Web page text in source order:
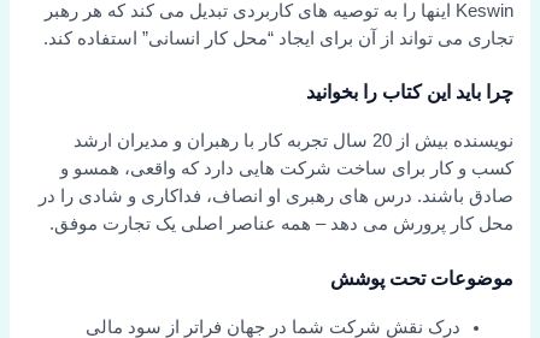
Keswin اینها را به توصیه های کاربردی تبدیل می کند که هر رهبر
تجاری می تواند از آن برای ایجاد “محل کار انسانی” استفاده کند.
چرا باید این کتاب را بخوانید
نویسنده بیش از 20 سال تجربه کار با رهبران و مدیران ارشد
کسب و کار برای ساخت شرکت هایی دارد که واقعی، همسو و
صادق باشند. درس های رهبری او انصاف، فداکاری و شادی را در
محل کار پرورش می دهد – همه عناصر اصلی یک تجارت موفق.
موضوعات تحت پوشش
درک نقش شرکت شما در جهان فراتر از سود مالی